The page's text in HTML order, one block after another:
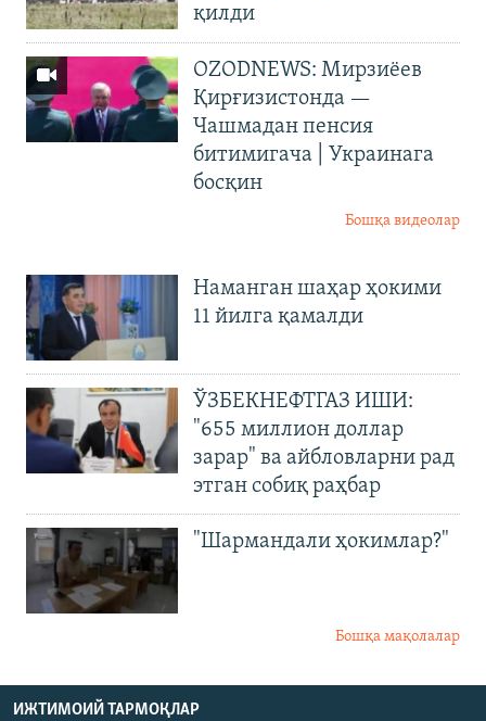
қилди
OZODNEWS: Мирзиёев
Қирғизистонда —
Чашмадан пенсия
битимигача | Украинага
босқин
Бошқа видеолар
Наманган шаҳар ҳокими
11 йилга қамалди
ЎЗБЕКНЕФТГАЗ ИШИ:
"655 миллион доллар
зарар" ва айбловларни рад
этган собиқ раҳбар
"Шармандали ҳокимлар?"
Бошқа мақолалар
ИЖТИМОИЙ ТАРМОҚЛАР